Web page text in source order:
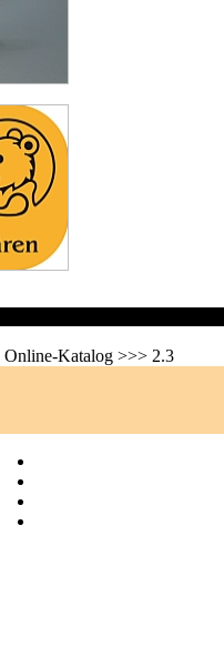
Online-Katalog >>> 2.3